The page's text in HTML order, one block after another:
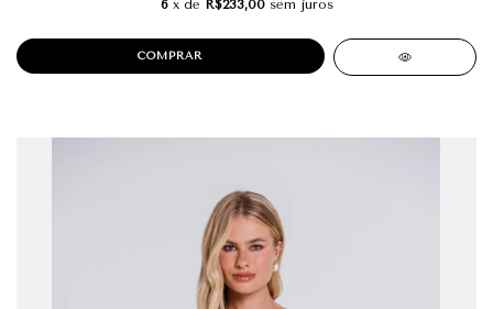
6 x de R$233,00 sem juros
COMPRAR